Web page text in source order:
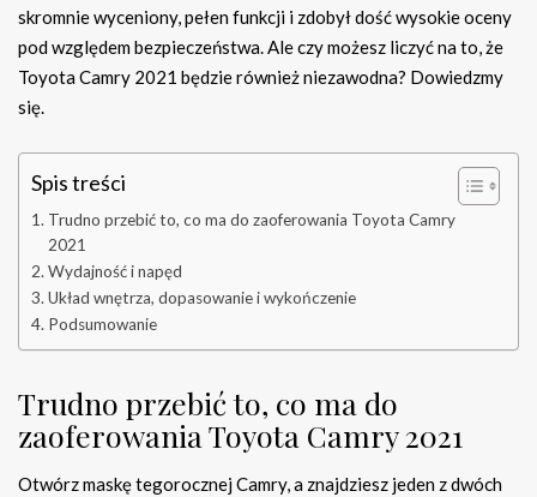
skromnie wyceniony, pełen funkcji i zdobył dość wysokie oceny
pod względem bezpieczeństwa. Ale czy możesz liczyć na to, że
Toyota Camry 2021 będzie również niezawodna? Dowiedzmy
się.
Spis treści
Trudno przebić to, co ma do zaoferowania Toyota Camry
2021
Wydajność i napęd
Układ wnętrza, dopasowanie i wykończenie
Podsumowanie
Trudno przebić to, co ma do
zaoferowania Toyota Camry 2021
Otwórz maskę tegorocznej Camry, a znajdziesz jeden z dwóch